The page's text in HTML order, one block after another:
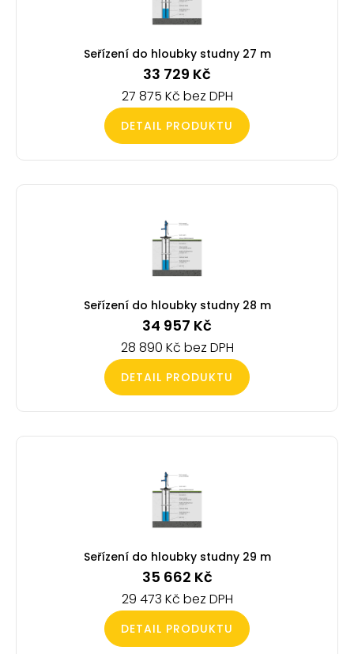
Seřízení do hloubky studny 27 m
33 729 Kč
27 875 Kč
DETAIL PRODUKTU
Seřízení do hloubky studny 28 m
34 957 Kč
28 890 Kč
DETAIL PRODUKTU
Seřízení do hloubky studny 29 m
35 662 Kč
29 473 Kč
DETAIL PRODUKTU